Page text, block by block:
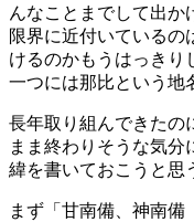
んなことまでして出か
限界に近付いているの
けるのかもうはっきり
一つには那比という地
長年取り組んできたの
まま終わりそうな気分
緯を書いておこうと思
まず「甘南備、神南